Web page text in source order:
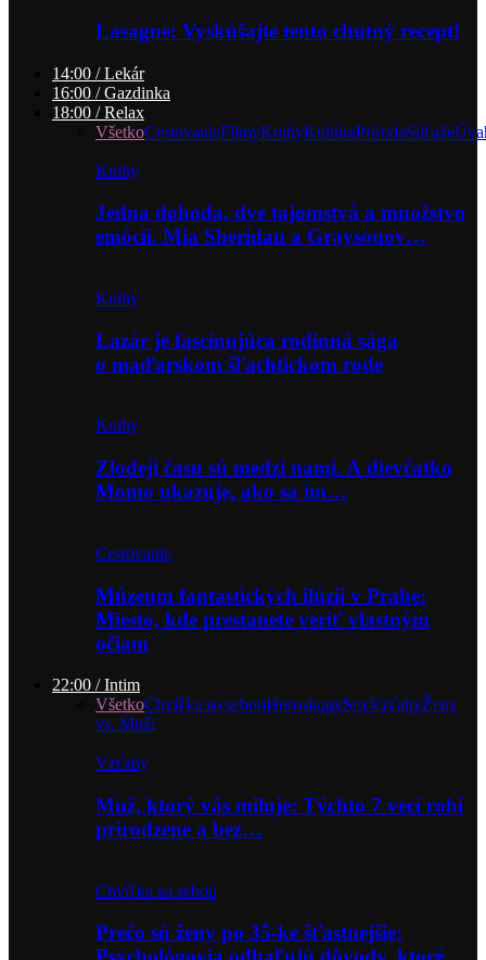
Lasagne: Vyskúšajte tento chutný recept!
14:00 / Lekár
16:00 / Gazdinka
18:00 / Relax
VšetkoCestovanieFilmyKnihyKultúraPrírodaSúťaže
Knihy
Jedna dohoda, dve tajomstvá a množstvo
emócií. Mia Sheridan a Graysonov…
Knihy
Lazár je fascinujúca rodinná sága
o maďarskom šľachtickom rode
Knihy
Zlodeji času sú medzi nami. A dievčatko
Momo ukazuje, ako sa im…
Cestovanie
Múzeum fantastických ilúzií v Prahe:
Miesto, kde prestanete veriť vlastným
očiam
22:00 / Intim
VšetkoChvíľka so sebouHoroskopySexVzťahyŽeny
vs. Muži
Vzťahy
Muž, ktorý vás miluje: Týchto 7 vecí robí
prirodzene a bez…
Chvíľka so sebou
Prečo sú ženy po 35-ke šťastnejšie: